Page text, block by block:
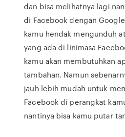
dan bisa melihatnya lagi
di Facebook dengan
kamu hendak mengunduh
yang ada di linimasa
kamu akan membutuhkan
tambahan. Namun
jauh lebih mudah untuk
Facebook di perangkat
nantinya bisa kamu putar